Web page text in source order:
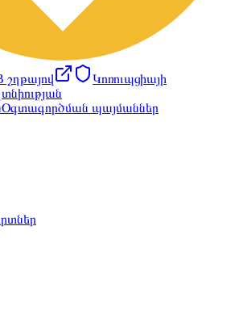
Կոռուպցիայի
Օգտագործման պայմաններ